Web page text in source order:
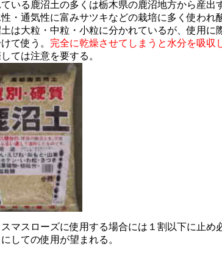
いる鹿沼土の多くは栃木県の鹿沼地方から産出
・通気性に富みサツキなどの栽培に多く使われ
は大粒・中粒・小粒に分かれているが、使用に
て使う。 完全に乾燥させてしまうと水分を吸収
ては注意を要する。
スマスローズに使用する場合には１割以下に止め
しての使用が望まれる。